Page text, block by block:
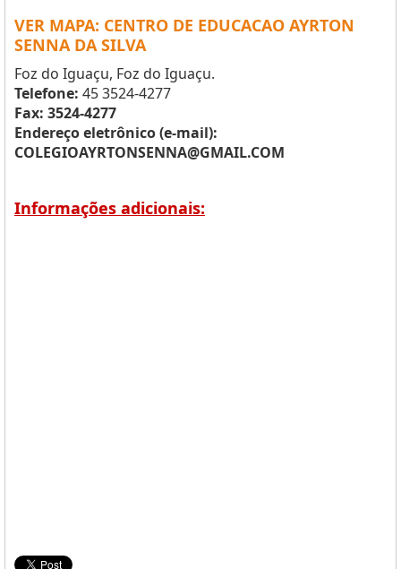
VER MAPA: CENTRO DE EDUCACAO AYRTON
SENNA DA SILVA
Foz do Iguaçu, Foz do Iguaçu.
Telefone: 45 3524-4277
Fax: 3524-4277
Endereço eletrônico (e-mail):
COLEGIOAYRTONSENNA@GMAIL.COM
Informações adicionais: